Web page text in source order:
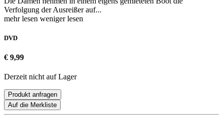
Verfolgung der Ausreißer auf...
mehr lesen weniger lesen
DVD
€ 9,99
Derzeit nicht auf Lager
Produkt anfragen
Auf die Merkliste